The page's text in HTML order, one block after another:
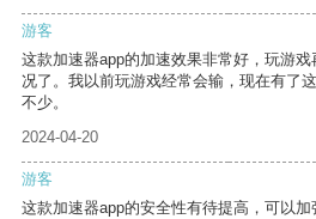
游客
这款加速器app的加速效果非常好，玩游
况了。我以前玩游戏经常会输，现在有了
不少。
2024-04-20
游客
这款加速器app的安全性有待提高，可以